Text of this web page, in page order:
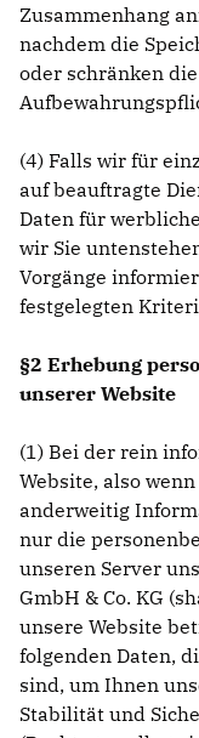
Zusammenhang
nachdem die
oder schränken
(4) Falls wir für
auf beauftragte
Daten für
wir Sie
Vorgänge
festgelegten
§2 Erhebung
unserer Website
(1) Bei der rein
Website, also
anderweitig
nur die
unseren Server
GmbH & Co. KG
unsere Website
folgenden Daten,
sind, um Ihnen
Stabilität und